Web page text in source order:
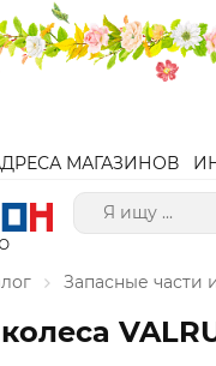
МАГАЗИНОВ
Запасные части